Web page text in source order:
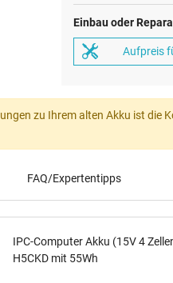
Einbau oder
Aufpreis
zu Ihrem alten Akku ist die
FAQ/Expertentipps
IPC-Computer Akku (15V 4
H5CKD mit 55Wh